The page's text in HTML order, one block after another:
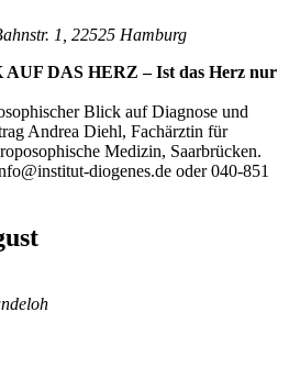
1, 22525 Hamburg
DAS HERZ – Ist das Herz nur
Blick auf Diagnose und
Andrea Diehl, Fachärztin für
Medizin, Saarbrücken.
diogenes.de oder 040-851